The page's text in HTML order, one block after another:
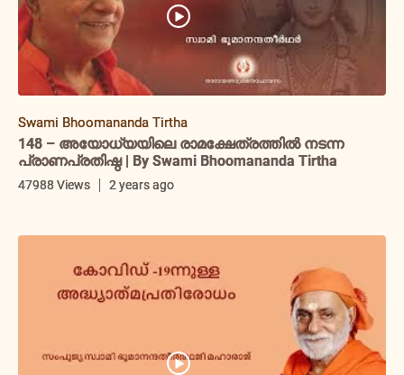
Swami Bhoomananda Tirtha
148 – അയോധ്യയിലെ രാമക്ഷേത്രത്തിൽ നടന്ന
പ്രാണപ്രതിഷ്ഠ | By Swami Bhoomananda Tirtha
47988 Views 2 years ago